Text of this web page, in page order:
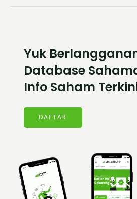
Yuk
Database
Info Saham
DAFTAR